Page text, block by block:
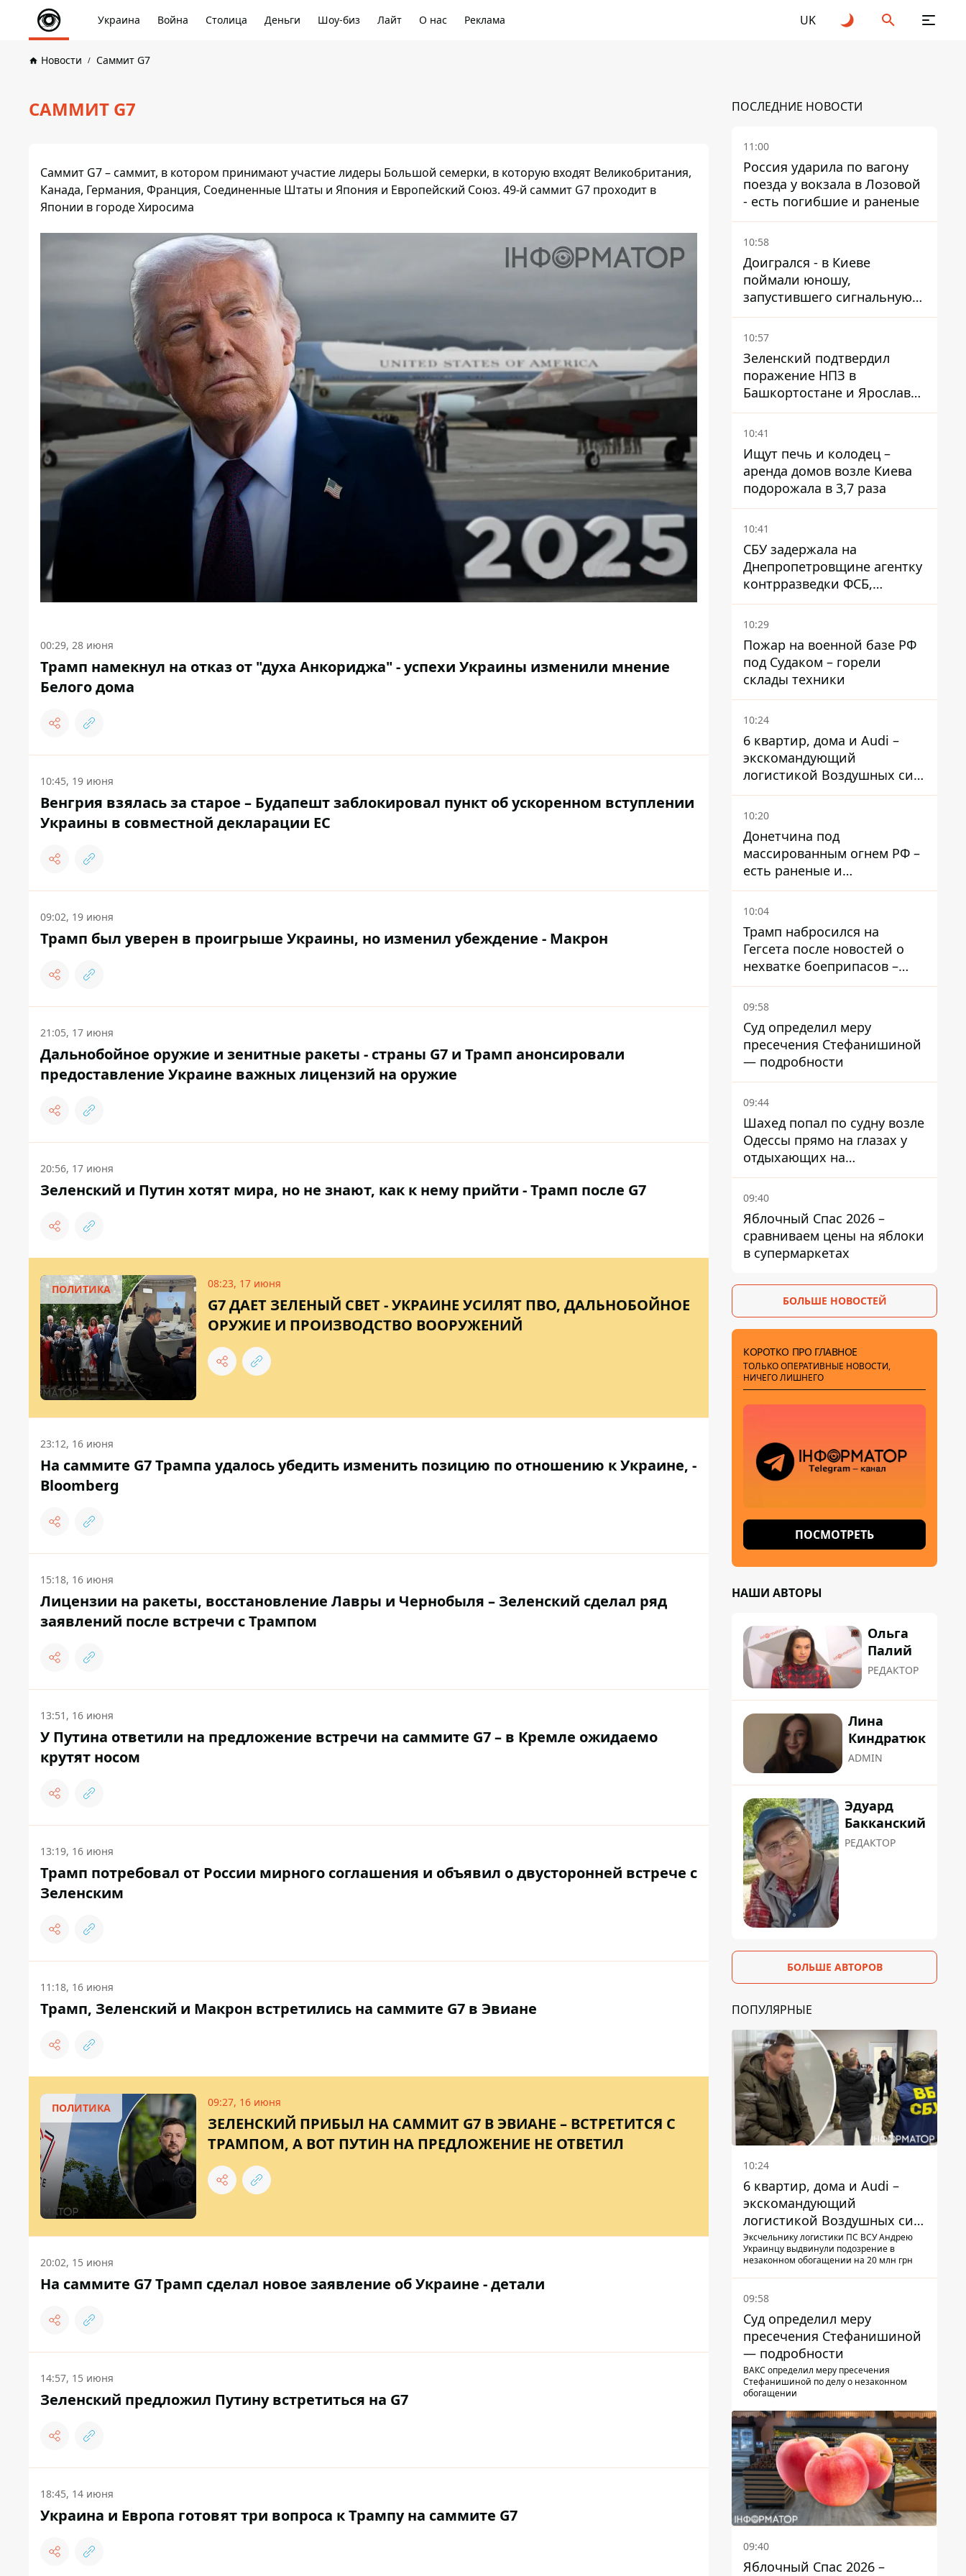
Украина Война Столица Деньги Шоу-биз Лайт О нас Реклама UK
Новости Саммит G7
САММИТ G7
Саммит G7 – саммит, в котором принимают участие лидеры Большой семерки, в которую входят Великобритания,
Канада, Германия, Франция, Соединенные Штаты и Япония и Европейский Союз. 49-й саммит G7 проходит в
Японии в городе Хиросима
00:29, 28 июня
Трамп намекнул на отказ от "духа Анкориджа" - успехи Украины изменили мнение
Белого дома
10:45, 19 июня
Венгрия взялась за старое – Будапешт заблокировал пункт об ускоренном вступлении
Украины в совместной декларации ЕС
09:02, 19 июня
Трамп был уверен в проигрыше Украины, но изменил убеждение - Макрон
21:05, 17 июня
Дальнобойное оружие и зенитные ракеты - страны G7 и Трамп анонсировали
предоставление Украине важных лицензий на оружие
20:56, 17 июня
Зеленский и Путин хотят мира, но не знают, как к нему прийти - Трамп после G7
ПОЛИТИКА 08:23, 17 июня
G7 ДАЕТ ЗЕЛЕНЫЙ СВЕТ - УКРАИНЕ УСИЛЯТ ПВО, ДАЛЬНОБОЙНОЕ
ОРУЖИЕ И ПРОИЗВОДСТВО ВООРУЖЕНИЙ
23:12, 16 июня
На саммите G7 Трампа удалось убедить изменить позицию по отношению к Украине, -
Bloomberg
15:18, 16 июня
Лицензии на ракеты, восстановление Лавры и Чернобыля – Зеленский сделал ряд
заявлений после встречи с Трампом
13:51, 16 июня
У Путина ответили на предложение встречи на саммите G7 – в Кремле ожидаемо
крутят носом
13:19, 16 июня
Трамп потребовал от России мирного соглашения и объявил о двусторонней встрече с
Зеленским
11:18, 16 июня
Трамп, Зеленский и Макрон встретились на саммите G7 в Эвиане
ПОЛИТИКА 09:27, 16 июня
ЗЕЛЕНСКИЙ ПРИБЫЛ НА САММИТ G7 В ЭВИАНЕ – ВСТРЕТИТСЯ С
ТРАМПОМ, А ВОТ ПУТИН НА ПРЕДЛОЖЕНИЕ НЕ ОТВЕТИЛ
20:02, 15 июня
На саммите G7 Трамп сделал новое заявление об Украине - детали
14:57, 15 июня
Зеленский предложил Путину встретиться на G7
18:45, 14 июня
Украина и Европа готовят три вопроса к Трампу на саммите G7
ПОСЛЕДНИЕ НОВОСТИ
11:00
Россия ударила по вагону
поезда у вокзала в Лозовой
- есть погибшие и раненые
10:58
Доигрался - в Киеве
поймали юношу,
запустившего сигнальную
ракету, чтобы порадовать
девушек
10:57
Зеленский подтвердил
поражение НПЗ в
Башкортостане и Ярославле
- видео
10:41
Ищут печь и колодец –
аренда домов возле Киева
подорожала в 3,7 раза
10:41
СБУ задержала на
Днепропетровщине агентку
контрразведки ФСБ,
готовившую теракты –
шпионила за военными
10:29
Пожар на военной базе РФ
под Судаком – горели
склады техники
10:24
6 квартир, дома и Audi –
экскомандующий
логистикой Воздушных сил
ВСУ получил новое
подозрение
10:20
Донетчина под
массированным огнем РФ –
есть раненые и
масштабные разрушения
10:04
Трамп набросился на
Гегсета после новостей о
нехватке боеприпасов –
требовал объяснений
09:58
Суд определил меру
пресечения Стефанишиной
— подробности
09:44
Шахед попал по судну возле
Одессы прямо на глазах у
отдыхающих на
переполненном пляже
09:40
Яблочный Спас 2026 –
сравниваем цены на яблоки
в супермаркетах
БОЛЬШЕ НОВОСТЕЙ
КОРОТКО ПРО ГЛАВНОЕ
ТОЛЬКО ОПЕРАТИВНЫЕ НОВОСТИ,
НИЧЕГО ЛИШНЕГО
ПОСМОТРЕТЬ
НАШИ АВТОРЫ
Ольга
Палий
РЕДАКТОР
Лина
Киндратюк
ADMIN
Эдуард
Бакканский
РЕДАКТОР
БОЛЬШЕ АВТОРОВ
ПОПУЛЯРНЫЕ
10:24
6 квартир, дома и Audi –
экскомандующий
логистикой Воздушных сил
ВСУ получил новое
подозрение
Эксчельнику логистики ПС ВСУ Андрею
Украинцу выдвинули подозрение в
незаконном обогащении на 20 млн грн
09:58
Суд определил меру
пресечения Стефанишиной
— подробности
ВАКС определил меру пресечения
Стефанишиной по делу о незаконном
обогащении
09:40
Яблочный Спас 2026 –